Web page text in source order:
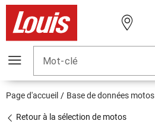
Mot-clé
Page d'accueil Base de données motos
Retour à la sélection de motos